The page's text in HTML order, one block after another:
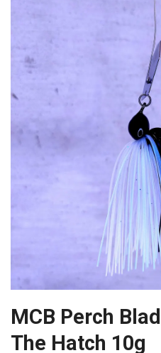
MCB Perch
The Hatch 10g